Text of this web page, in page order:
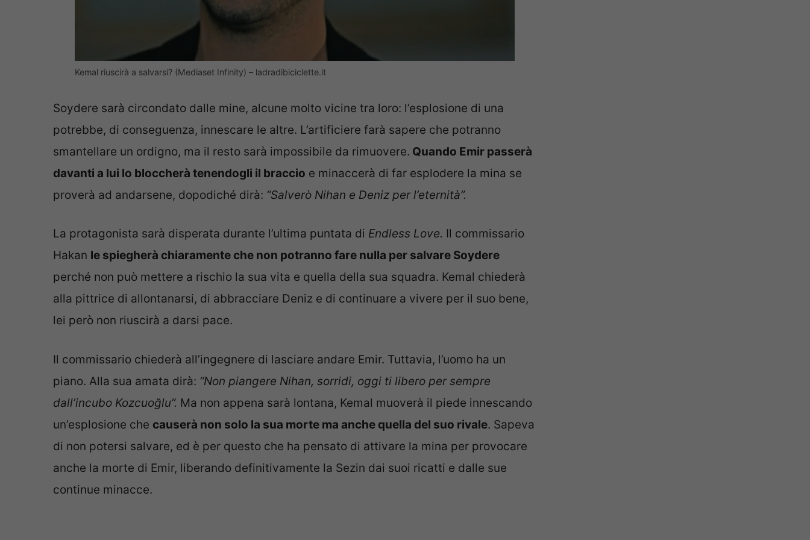
Kemal riuscirà a salvarsi? (Mediaset Infinity) – ladradibiciclette.it
Soydere sarà circondato dalle mine, alcune molto vicine tra loro: l’esplosione di una
potrebbe, di conseguenza, innescare le altre. L’artificiere farà sapere che potranno
smantellare un ordigno, ma il resto sarà impossibile da rimuovere. Quando Emir passerà
davanti a lui lo bloccherà tenendogli il braccio e minaccerà di far esplodere la mina se
proverà ad andarsene, dopodiché dirà: “Salverò Nihan e Deniz per l’eternità”.
La protagonista sarà disperata durante l’ultima puntata di Endless Love. Il commissario
Hakan le spiegherà chiaramente che non potranno fare nulla per salvare Soydere
perché non può mettere a rischio la sua vita e quella della sua squadra. Kemal chiederà
alla pittrice di allontanarsi, di abbracciare Deniz e di continuare a vivere per il suo bene,
lei però non riuscirà a darsi pace.
Il commissario chiederà all’ingegnere di lasciare andare Emir. Tuttavia, l’uomo ha un
piano. Alla sua amata dirà: “Non piangere Nihan, sorridi, oggi ti libero per sempre
dall’incubo Kozcuoğlu”. Ma non appena sarà lontana, Kemal muoverà il piede innescando
un’esplosione che causerà non solo la sua morte ma anche quella del suo rivale. Sapeva
di non potersi salvare, ed è per questo che ha pensato di attivare la mina per provocare
anche la morte di Emir, liberando definitivamente la Sezin dai suoi ricatti e dalle sue
continue minacce.